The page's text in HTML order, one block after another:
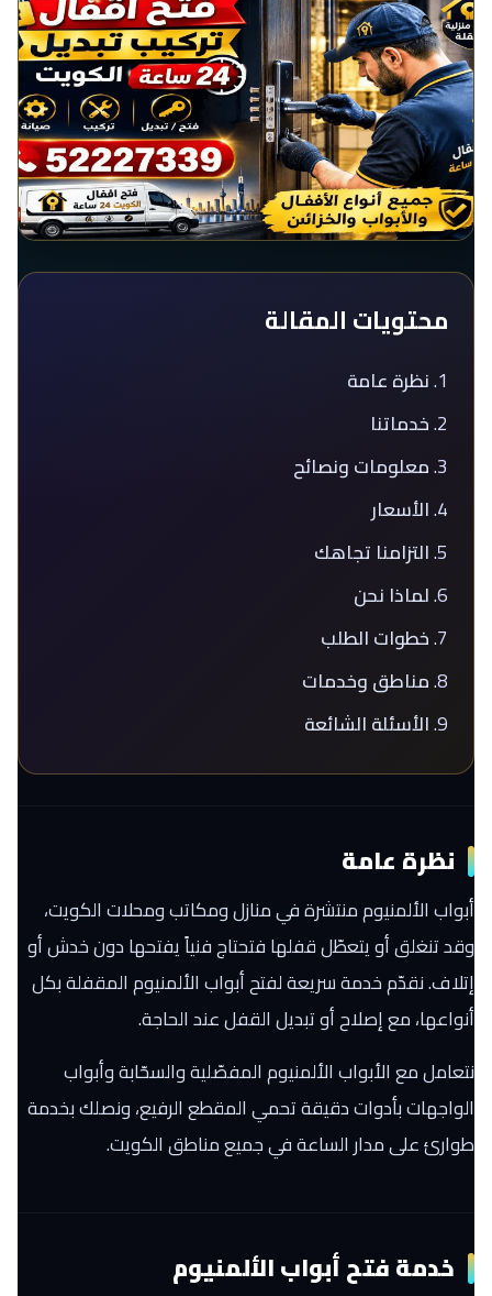
محتويات المقالة
نظرة عامة
خدماتنا
معلومات ونصائح
الأسعار
التزامنا تجاهك
لماذا نحن
خطوات الطلب
مناطق وخدمات
الأسئلة الشائعة
نظرة عامة
أبواب الألمنيوم منتشرة في منازل ومكاتب ومحلات الكويت،
وقد تنغلق أو يتعطّل قفلها فتحتاج فنياً يفتحها دون خدش أو
إتلاف. نقدّم خدمة سريعة لفتح أبواب الألمنيوم المقفلة بكل
أنواعها، مع إصلاح أو تبديل القفل عند الحاجة.
نتعامل مع الأبواب الألمنيوم المفصّلية والسحّابة وأبواب
الواجهات بأدوات دقيقة تحمي المقطع الرفيع، ونصلك بخدمة
طوارئ على مدار الساعة في جميع مناطق الكويت.
خدمة فتح أبواب الألمنيوم